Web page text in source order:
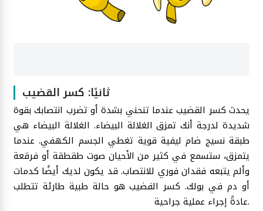
ثانيًا: كسر القضيب
يحدث كسر القضيب عندما تنحني بشدة أو تضرب انتصابك بقوة
شديدة لدرجة أنك تمزق الغلالة البيضاء. الغلالة البيضاء هي
طبقة نسيج ضام ليفية قوية تغطي الجسم الكهفي. عندما
يتمزق، ستسمع في كثير من الأحيان صوت طقطقة أو فرقعة
وألم يتبعه فقدان فوري للانتصاب. قد يكون لديك أيضًا كدمات
أو دم في بولك. كسر القضيب هو حالة طبية طارئة تتطلب
عادةً إجراء عملية جراحية.